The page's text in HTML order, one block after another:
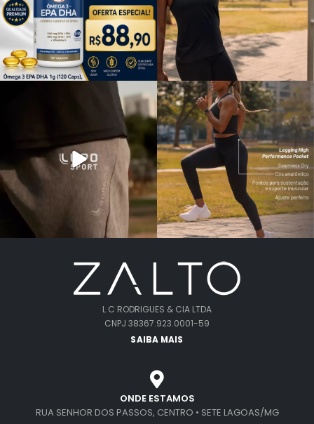
L C RODRIGUES & CIA LTDA
CNPJ 38367.923.0001-59
SAIBA MAIS
ONDE ESTAMOS
RUA SENHOR DOS PASSOS, CENTRO • SETE LAGOAS/MG